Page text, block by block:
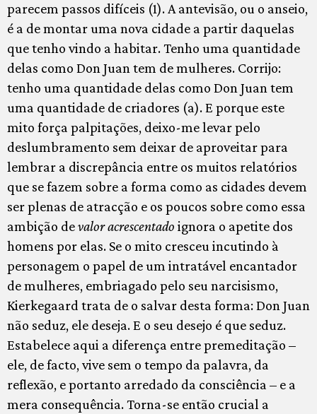
parecem passos difíceis (1). A antevisão, ou o anseio,
é a de montar uma nova cidade a partir daquelas
que tenho vindo a habitar. Tenho uma quantidade
delas como Don Juan tem de mulheres. Corrijo:
tenho uma quantidade delas como Don Juan tem
uma quantidade de criadores (a). E porque este
mito força palpitações, deixo-me levar pelo
deslumbramento sem deixar de aproveitar para
lembrar a discrepância entre os muitos relatórios
que se fazem sobre a forma como as cidades devem
ser plenas de atracção e os poucos sobre como essa
ambição devalor acrescentado ignora o apetite dos
homens por elas. Se o mito cresceu incutindo à
personagem o papel de um intratável encantador
de mulheres, embriagado pelo seu narcisismo,
Kierkegaard trata de o salvar desta forma: Don Juan
não seduz, ele deseja. E o seu desejo é que seduz.
Estabelece aqui a diferença entre premeditação –
ele, de facto, vive sem o tempo da palavra, da
reflexão, e portanto arredado da consciência – e a
mera consequência. Torna-se então crucial a